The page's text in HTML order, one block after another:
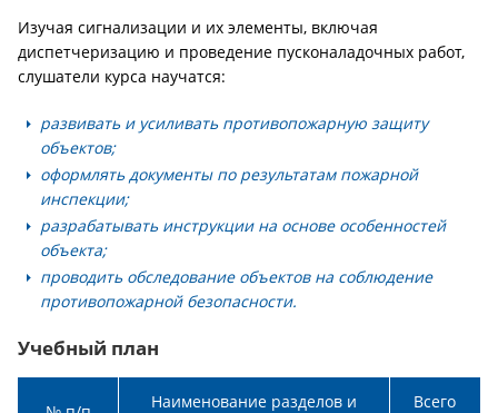
Изучая сигнализации и их элементы, включая
диспетчеризацию и проведение пусконаладочных работ,
слушатели курса научатся:
развивать и усиливать противопожарную защиту
объектов;
оформлять документы по результатам пожарной
инспекции;
разрабатывать инструкции на основе особенностей
объекта;
проводить обследование объектов на соблюдение
противопожарной безопасности.
Учебный план
Наименование разделов и
Всего